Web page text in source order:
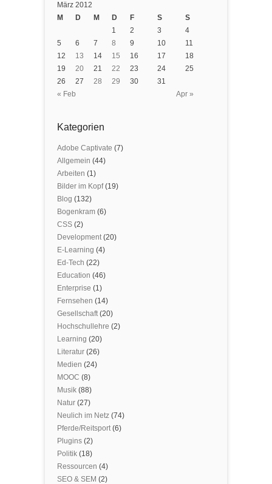
März 2012
M
D M D F S S
« Feb Apr »
1 2 3
4
5
6 7 8 9 10
11
12
13 14 15 16 17
18
19
20 21 22 23 24
25
26
27 28 29 30 31
Kategorien
Adobe Captivate (7)
Allgemein (44)
Arbeiten (1)
Bilder im Kopf(19)
Blog (132)
Bogenkram (6)
CSS (2)
Development(20)
E-Learning (4)
Ed-Tech (22)
Education (46)
Enterprise (1)
Fernsehen (14)
Gesellschaft(20)
Hochschullehre (2)
Learning (20)
Literatur (26)
Medien (24)
MOOC (8)
Musik (88)
Natur (27)
Neulich im Netz (74)
Pferde/Reitsport(6)
Plugins (2)
Politik (18)
Ressourcen (4)
SEO & SEM (2)